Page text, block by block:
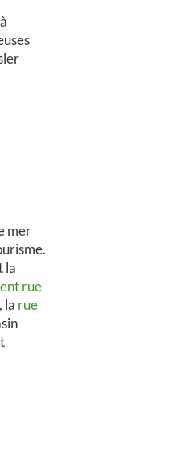
mer
la
rue
, la rue